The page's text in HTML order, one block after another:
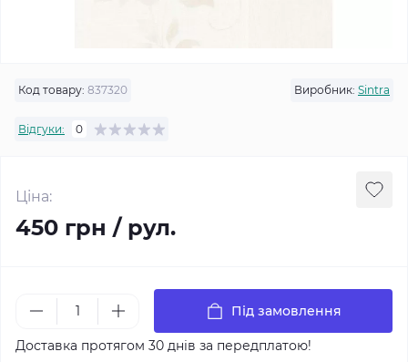
Код товару: 837320 Виробник: Sintra
Відгуки: 0
Ціна:
450 грн / рул.
Під замовлення
Доставка протягом 30 днів за передплатою!